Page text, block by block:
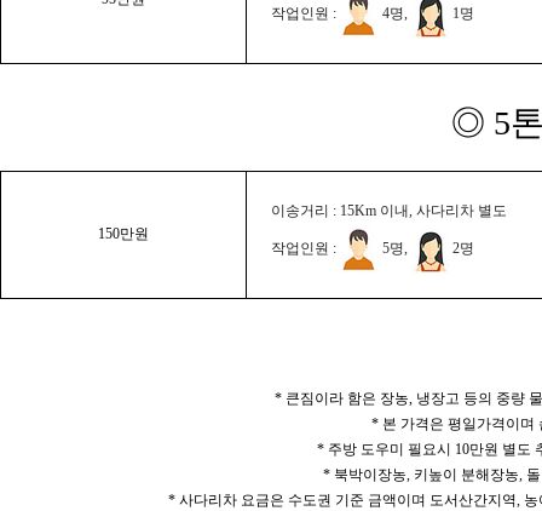
작업인원 :
4명, 1명
◎ 5
150만원
이송거리 : 15Km 이내, 사다리차 별도
작업인원 : 5명, 2명
* 큰짐이라 함은 장농, 냉장고 등의 중량
* 본 가격은 평일가격이며
* 주방 도우미 필요시 10만원 별도
* 북박이장농, 키높이 분해장농,
* 사다리차 요금은 수도권 기준 금액이며 도서산간지역,